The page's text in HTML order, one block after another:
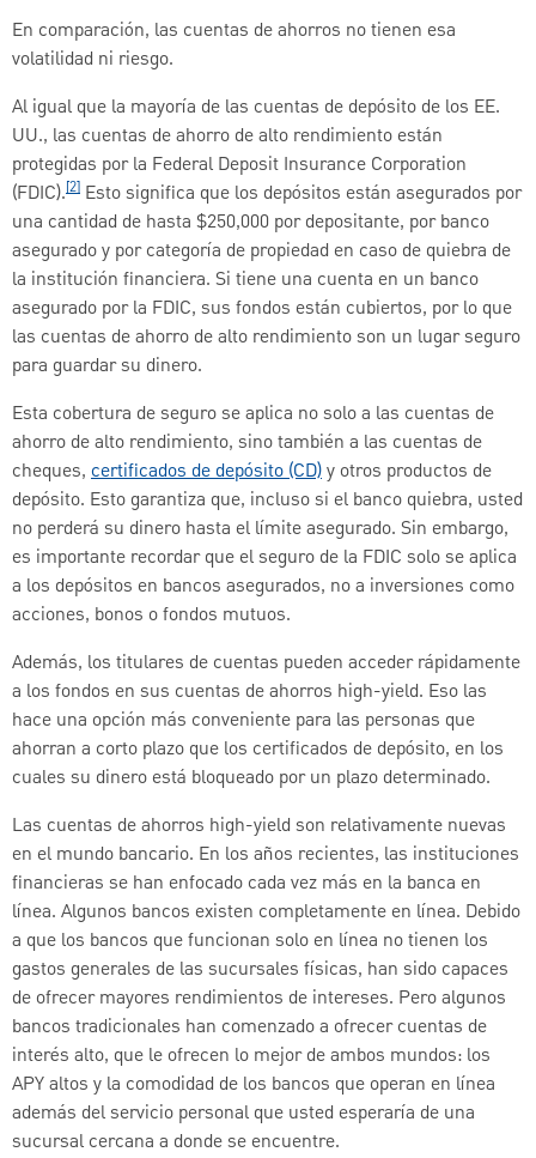
En comparación, las cuentas de ahorros no tienen esa
volatilidad ni riesgo.
Al igual que la mayoría de las cuentas de depósito de los EE.
UU., las cuentas de ahorro de alto rendimiento están
protegidas por la Federal Deposit Insurance Corporation
(FDIC).[2] Esto significa que los depósitos están asegurados por
una cantidad de hasta $250,000 por depositante, por banco
asegurado y por categoría de propiedad en caso de quiebra de
la institución financiera. Si tiene una cuenta en un banco
asegurado por la FDIC, sus fondos están cubiertos, por lo que
las cuentas de ahorro de alto rendimiento son un lugar seguro
para guardar su dinero.
Esta cobertura de seguro se aplica no solo a las cuentas de
ahorro de alto rendimiento, sino también a las cuentas de
cheques, certificados de depósito (CD)y otros productos de
depósito. Esto garantiza que, incluso si el banco quiebra, usted
no perderá su dinero hasta el límite asegurado. Sin embargo,
es importante recordar que el seguro de la FDIC solo se aplica
a los depósitos en bancos asegurados, no a inversiones como
acciones, bonos o fondos mutuos.
Además, los titulares de cuentas pueden acceder rápidamente
a los fondos en sus cuentas de ahorros high-yield. Eso las
hace una opción más conveniente para las personas que
ahorran a corto plazo que los certificados de depósito, en los
cuales su dinero está bloqueado por un plazo determinado.
Las cuentas de ahorros high-yield son relativamente nuevas
en el mundo bancario. En los años recientes, las instituciones
financieras se han enfocado cada vez más en la banca en
línea. Algunos bancos existen completamente en línea. Debido
a que los bancos que funcionan solo en línea no tienen los
gastos generales de las sucursales físicas, han sido capaces
de ofrecer mayores rendimientos de intereses. Pero algunos
bancos tradicionales han comenzado a ofrecer cuentas de
interés alto, que le ofrecen lo mejor de ambos mundos: los
APY altos y la comodidad de los bancos que operan en línea
además del servicio personal que usted esperaría de una
sucursal cercana a donde se encuentre.